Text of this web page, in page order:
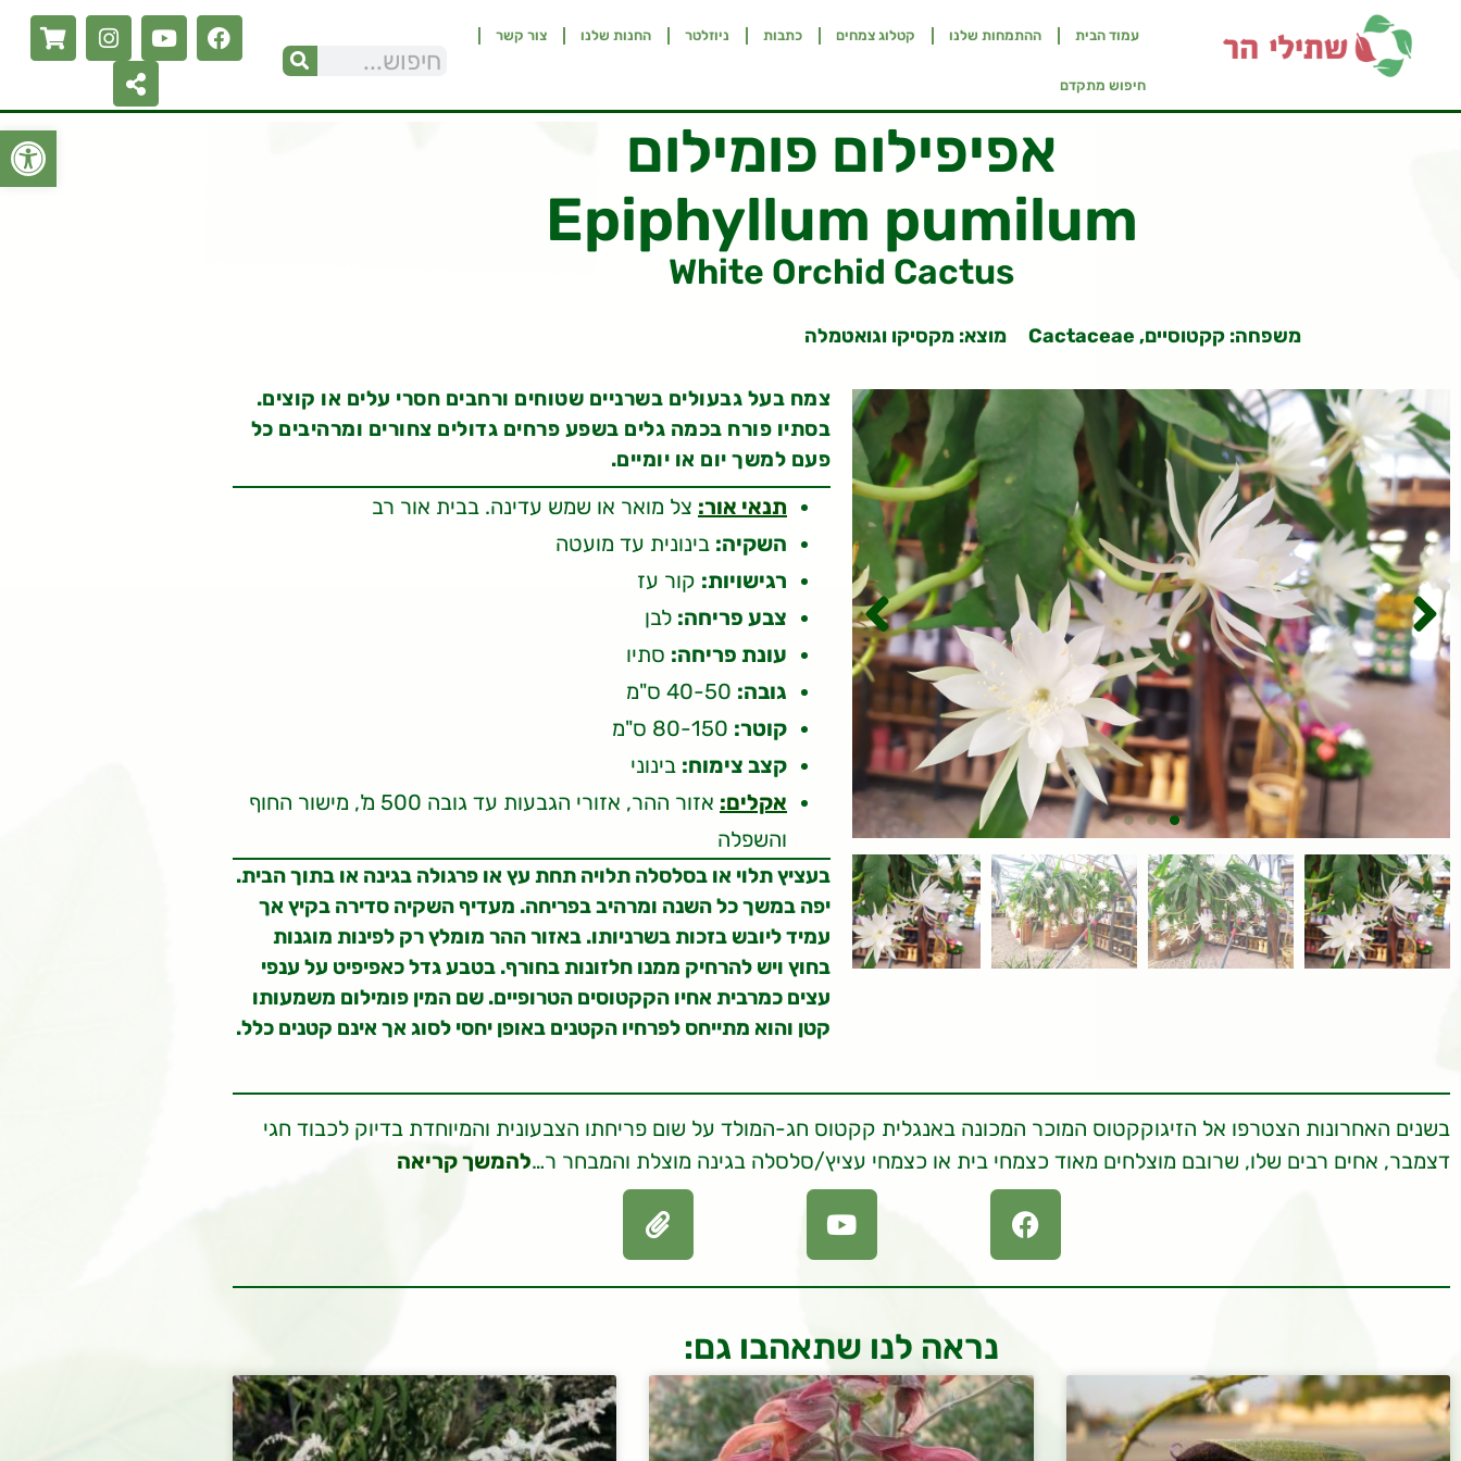
פתח
עמוד הבית ההתמחות שלנו קטלוג צמחים כתבות ניוזלטר החנות שלנו צור קשר
חיפוש מתקדם
אפיפילום פומילום
Epiphyllum pumilum
White Orchid Cactus
משפחה: קקטוסיים, Cactaceae מוצא: מקסיקו וגואטמלה
צמח בעל גבעולים בשרניים שטוחים ורחבים חסרי עלים או קוצים.
בסתיו פורח בכמה גלים בשפע פרחים גדולים צחורים ומרהיבים כל
פעם למשך יום או יומיים.
תנאי אור: צל מואר או שמש עדינה. בבית אור רב
השקיה: בינונית עד מועטה
רגישויות: קור עז
צבע פריחה: לבן
עונת פריחה: סתיו
גובה:
קוטר:
קצב צימוח: בינוני
אקלים:
אזור ההר, אזורי הגבעות עד גובה 500 מ', מישור החוף
והשפלה
בעציץ תלוי או בסלסלה תלויה תחת עץ או פרגולה בגינה או בתוך הבית.
יפה במשך כל השנה ומרהיב בפריחה. מעדיף השקיה סדירה בקיץ אך
עמיד ליובש בזכות בשרניותו. באזור ההר מומלץ רק לפינות מוגנות
בחוץ ויש להרחיק ממנו חלזונות בחורף. בטבע גדל כאפיפיט על ענפי
עצים כמרבית אחיו הקקטוסים הטרופיים. שם המין פומילום משמעותו
קטן והוא מתייחס לפרחיו הקטנים באופן יחסי לסוג אך אינם קטנים כלל.
בשנים האחרונות הצטרפו אל הזיגוקקטוס המוכר המכונה באנגלית קקטוס חג-המולד על שום פריחתו הצבעונית והמיוחדת בדיוק לכבוד חגי
דצמבר, אחים רבים שלו, שרובם מוצלחים מאוד כצמחי בית או כצמחי עציץ/סלסלה בגינה מוצלת והמבחר ר…להמשך קריאה
נראה לנו שתאהבו גם: